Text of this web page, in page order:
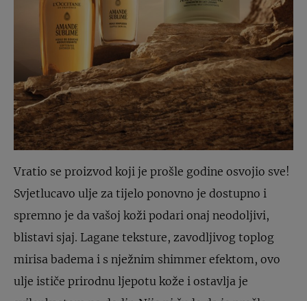
Vratio se proizvod koji je prošle godine osvojio sve!
Svjetlucavo ulje za tijelo ponovno je dostupno i
spremno je da vašoj koži podari onaj neodoljivi,
blistavi sjaj. Lagane teksture, zavodljivog toplog
mirisa badema i s nježnim shimmer efektom, ovo
ulje ističe prirodnu ljepotu kože i ostavlja je